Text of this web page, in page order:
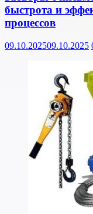
быстрота и
процессов
09.10.202509.10.2025